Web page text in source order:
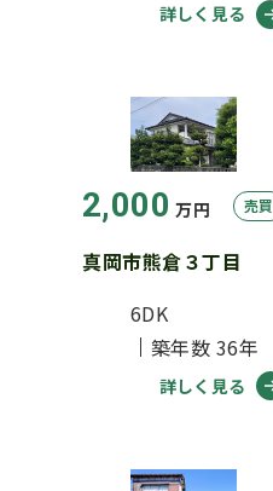
詳しく見る
2,000 万円 売買
真岡市熊倉３丁目
6DK
築年数 36年
詳しく見る